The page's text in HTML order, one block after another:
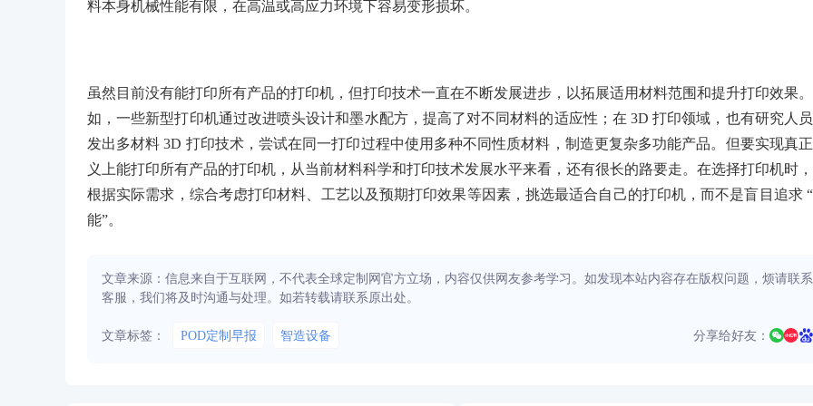
料本身机械性能有限，在高温或高应力环境下容易变形损坏。
虽然目前没有能打印所有产品的打印机，但打印技术一直在不断发展进步，以拓展适用材料范围和提升打印效果。
如，一些新型打印机通过改进喷头设计和墨水配方，提高了对不同材料的适应性；在 3D 打印领域，也有研究人
发出多材料 3D 打印技术，尝试在同一打印过程中使用多种不同性质材料，制造更复杂多功能产品。但要实现真
义上能打印所有产品的打印机，从当前材料科学和打印技术发展水平来看，还有很长的路要走。在选择打印机时
根据实际需求，综合考虑打印材料、工艺以及预期打印效果等因素，挑选最适合自己的打印机，而不是盲目追求
能”。
文章来源：信息来自于互联网，不代表全球定制网官方立场，内容仅供网友参考学习。如发现本站内容存在版权问题，烦请联系
客服，我们将及时沟通与处理。如若转载请联系原出处。
文章标签： POD定制早报 智造设备 分享给好友：